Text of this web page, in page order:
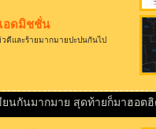
อดมิชชั่น
ดีและร้ายมากมายปะปนกันไป
ยนกันมากมาย สุดท้ายก็มาฮอต